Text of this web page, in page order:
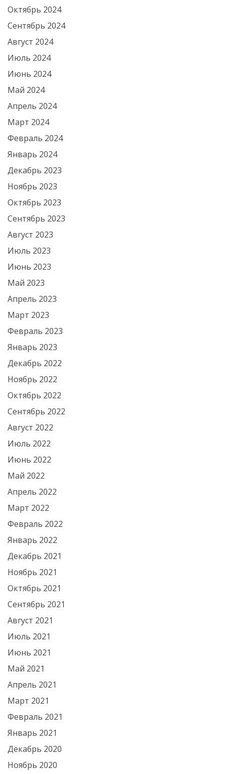
Октябрь 2024
Сентябрь 2024
Август 2024
Июль 2024
Июнь 2024
Май 2024
Апрель 2024
Март 2024
Февраль 2024
Январь 2024
Декабрь 2023
Ноябрь 2023
Октябрь 2023
Сентябрь 2023
Август 2023
Июль 2023
Июнь 2023
Май 2023
Апрель 2023
Март 2023
Февраль 2023
Январь 2023
Декабрь 2022
Ноябрь 2022
Октябрь 2022
Сентябрь 2022
Август 2022
Июль 2022
Июнь 2022
Май 2022
Апрель 2022
Март 2022
Февраль 2022
Январь 2022
Декабрь 2021
Ноябрь 2021
Октябрь 2021
Сентябрь 2021
Август 2021
Июль 2021
Июнь 2021
Май 2021
Апрель 2021
Март 2021
Февраль 2021
Январь 2021
Декабрь 2020
Ноябрь 2020